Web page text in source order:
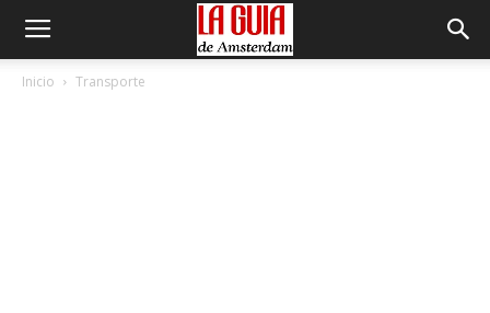
Inicio Transporte